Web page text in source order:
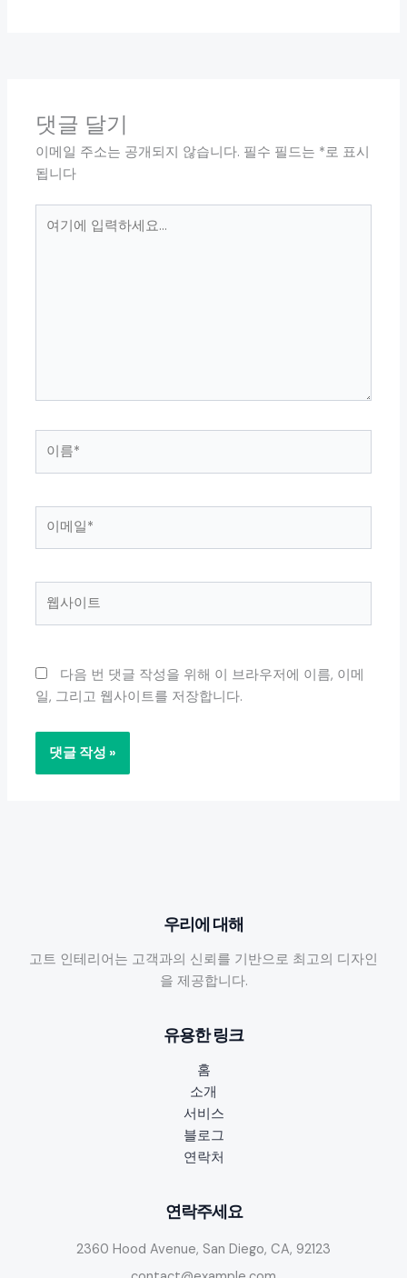
댓글 달기
이메일 주소는 공개되지 않습니다. 필수 필드는 *로 표시
됩니다
*
다음 번 댓글 작성을 위해 이 브라우저에 이름, 이메
일, 그리고 웹사이트를 저장합니다.
우리에 대해
고트 인테리어는 고객과의 신뢰를 기반으로 최고의 디자인
을 제공합니다.
유용한 링크
홈
소개
서비스
블로그
연락처
연락주세요
2360 Hood Avenue, San Diego, CA, 92123